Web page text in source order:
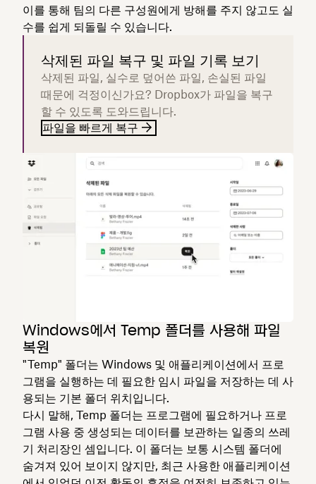
이를 통해 팀의 다른 구성원에게 방해를 주지 않고도 실
수를 쉽게 되돌릴 수 있습니다.
삭제된 파일 복구 및 파일 기록 보기
삭제된 파일, 실수로 덮어쓴 파일, 손실된 파일
때문에 걱정이신가요? Dropbox가 파일을 복구
할 수 있도록 도와드립니다.
파일을 빠르게 복구
Windows에서 Temp 폴더를 사용해 파일
복원
"Temp" 폴더는 Windows 및 애플리케이션에서 프로
그램을 실행하는 데 필요한 임시 파일을 저장하는 데 사
용되는 기본 폴더 위치입니다.
다시 말해, Temp 폴더는 프로그램에 필요하거나 프로
그램 사용 중 생성되는 데이터를 보관하는 일종의 쓰레
기 처리장인 셈입니다. 이 폴더는 보통 시스템 폴더에
숨겨져 있어 보이지 않지만, 최근 사용한 애플리케이션